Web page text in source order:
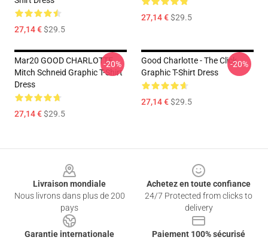
27,14 €$29.5
27,14 €$29.5
Mar20 GOOD CHARLOTTE
Mitch Schneid Graphic T-Shirt
Dress
27,14 €$29.5
-20%
Good Charlotte - The Click
Graphic T-Shirt Dress
27,14 €$29.5
-20%
Livraison mondiale
Nous livrons dans plus de 200
pays
Achetez en toute confiance
24/7 Protected from clicks to
delivery
Garantie internationale
Paiement 100% sécurisé